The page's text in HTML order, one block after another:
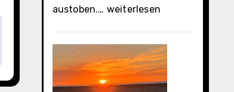
austoben.… Cabo
Lucas
weiterlesen